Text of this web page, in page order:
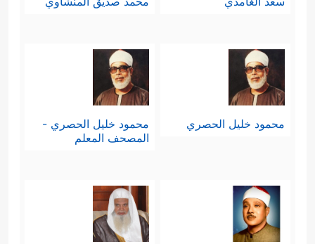
محمود خليل الحصري
محمود خليل الحصري -
المصحف المعلم